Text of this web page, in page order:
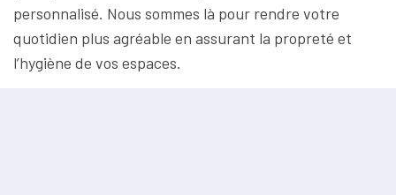
personnalisé. Nous sommes là pour rendre votre
quotidien plus agréable en assurant la propreté et
l’hygiène de vos espaces.